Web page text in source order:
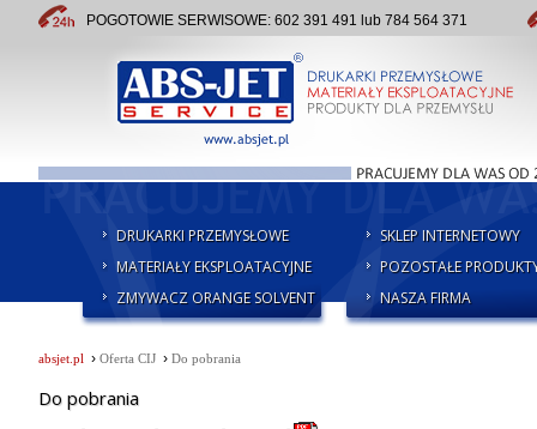
POGOTOWIE SERWISOWE: 602 391 491 lub 784 564 371
DRUKARKI PRZEMYSŁOWE
MATERIAŁY EKSPLOATACYJNE
ZMYWACZ ORANGE SOLVENT
SKLEP INTERNETOWY
POZOSTAŁE
NASZA FIRMA
absjet.pl› Oferta CIJ› Do pobrania
Do pobrania